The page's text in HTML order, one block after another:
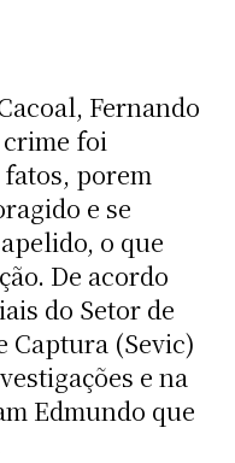
Fernando
foi
porem
e se
o que
De acordo
do Setor de
Captura (Sevic)
e na
Edmundo que